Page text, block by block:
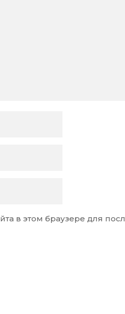
в этом браузере для